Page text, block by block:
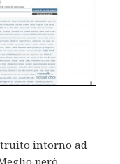
intorno ad
però